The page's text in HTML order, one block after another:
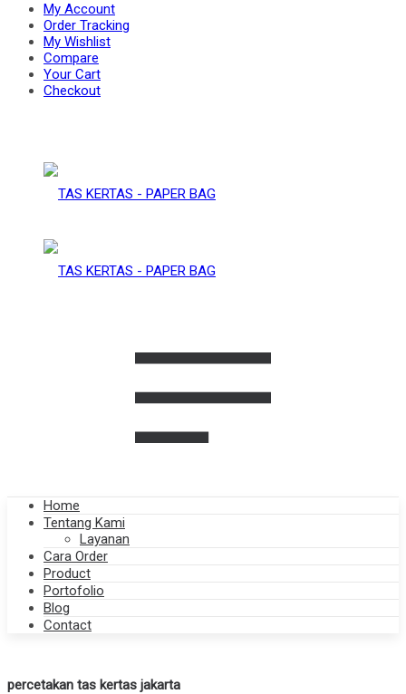
BAG
PAPER
BAG
My Account
Order Tracking
My Wishlist
Compare
Your Cart
Checkout
Home
Tentang Kami
Layanan
Cara Order
Product
Portofolio
Blog
Contact
percetakan tas kertas jakarta